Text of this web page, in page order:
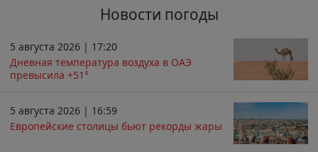
Новости погоды
5 августа 2026 | 17:20
Дневная температура воздуха в ОАЭ
превысила +51°
5 августа 2026 | 16:59
Европейские столицы бьют рекорды жары